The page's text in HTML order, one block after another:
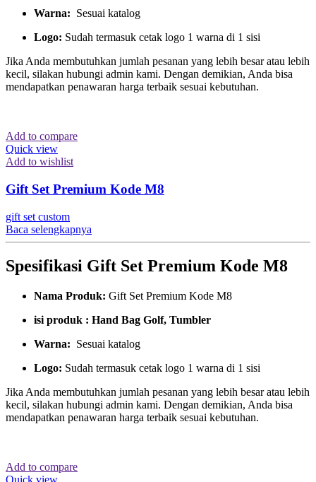
Warna: Sesuai katalog
Logo: Sudah termasuk cetak logo 1 warna di 1 sisi
Jika Anda membutuhkan jumlah pesanan yang lebih besar atau lebih
kecil, silakan hubungi admin kami. Dengan demikian, Anda bisa
mendapatkan penawaran harga terbaik sesuai kebutuhan.
Add to compare
Quick view
Add to wishlist
Gift Set Premium Kode M8
gift set custom
Baca selengkapnya
Spesifikasi Gift Set Premium Kode M8
Nama Produk: Gift Set Premium Kode M8
isi produk : Hand Bag Golf, Tumbler
Warna: Sesuai katalog
Logo: Sudah termasuk cetak logo 1 warna di 1 sisi
Jika Anda membutuhkan jumlah pesanan yang lebih besar atau lebih
kecil, silakan hubungi admin kami. Dengan demikian, Anda bisa
mendapatkan penawaran harga terbaik sesuai kebutuhan.
Add to compare